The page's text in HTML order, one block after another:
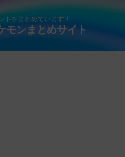
トをまとめています！
モンまとめサイト